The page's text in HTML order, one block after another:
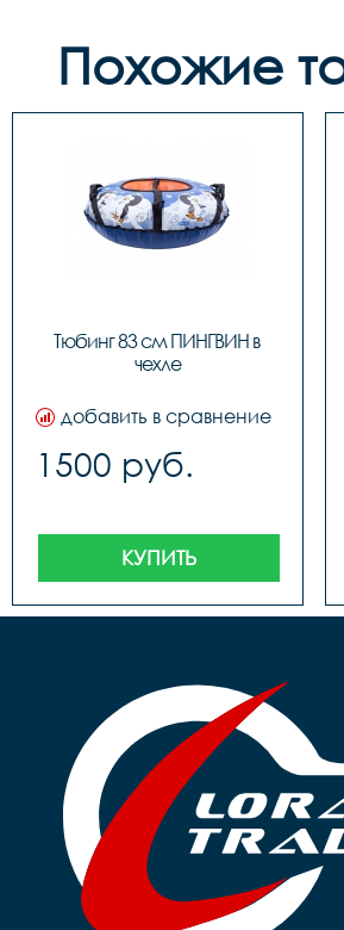
Похожие
Тюбинг 83 см ПИНГВИН в
чехле
добавить в сравнение
1500 руб.
КУПИТЬ